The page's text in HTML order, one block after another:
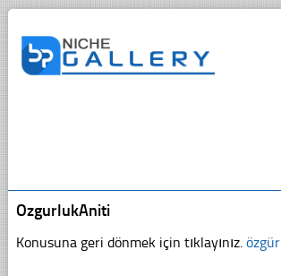
OzgurlukAniti
Konusuna geri dönmek için tıklayınız.